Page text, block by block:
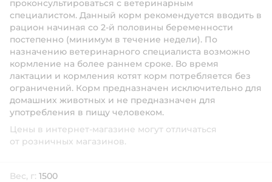
проконсультироваться с ветеринарным
специалистом. Данный корм рекомендуется вводить в
рацион начиная со 2-й половины беременности
постепенно (минимум в течение недели). По
назначению ветеринарного специалиста возможно
кормление на более раннем сроке. Во время
лактации и кормления котят корм потребляется без
ограничений. Корм предназначен исключительно для
домашних животных и не предназначен для
употребления в пищу человеком.
Цены в интернет-магазине могут отличаться
от розничных магазинов.
Вес, г: 1500